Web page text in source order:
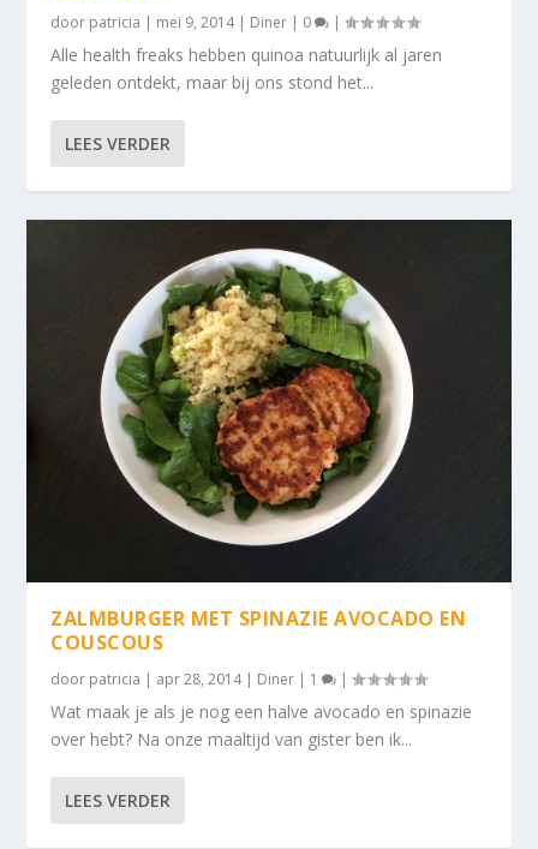
door patricia | mei 9, 2014| Diner | 0 |
Alle health freaks hebben quinoa natuurlijk al jaren
geleden ontdekt, maar bij ons stond het...
LEES VERDER
ZALMBURGER MET SPINAZIE AVOCADO EN
COUSCOUS
door patricia | apr 28, 2014| Diner | 1 |
Wat maak je als je nog een halve avocado en spinazie
over hebt? Na onze maaltijd van gister ben ik...
LEES VERDER